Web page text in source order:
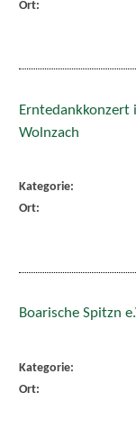
Ort:
Erntedankkonzert
Wolnzach
Kategorie:
Ort:
Boarische Spitzn
Kategorie:
Ort: